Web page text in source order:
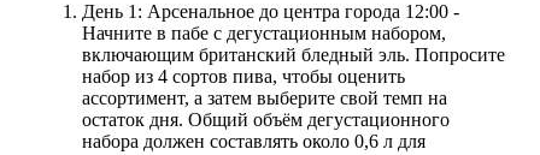
День 1: Арсенальное до центра города 12:00 -
Начните в пабе с дегустационным набором,
включающим британский бледный эль. Попросите
набор из 4 сортов пива, чтобы оценить
ассортимент, а затем выберите свой темп на
остаток дня. Общий объём дегустационного
набора должен составлять около 0,6 л для